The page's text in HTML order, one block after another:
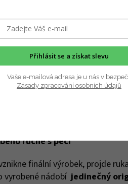
ručně s péčí
finální výrobek, projde
vyrobené nádobíjedinečný
Přihlásit se a získat slevu
Vaše e-mailová adresa je u nás v
Zásady zpracování osobních údajů